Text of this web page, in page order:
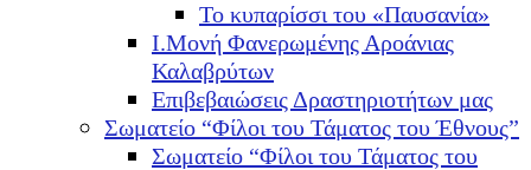
Το κυπαρίσσι του «Παυσανία»
Ι.Μονή Φανερωμένης Αροάνιας
Καλαβρύτων
Επιβεβαιώσεις Δραστηριοτήτων μας
Σωματείο “Φίλοι του Τάματος του Έθνους”
Σωματείο “Φίλοι του Τάματος του